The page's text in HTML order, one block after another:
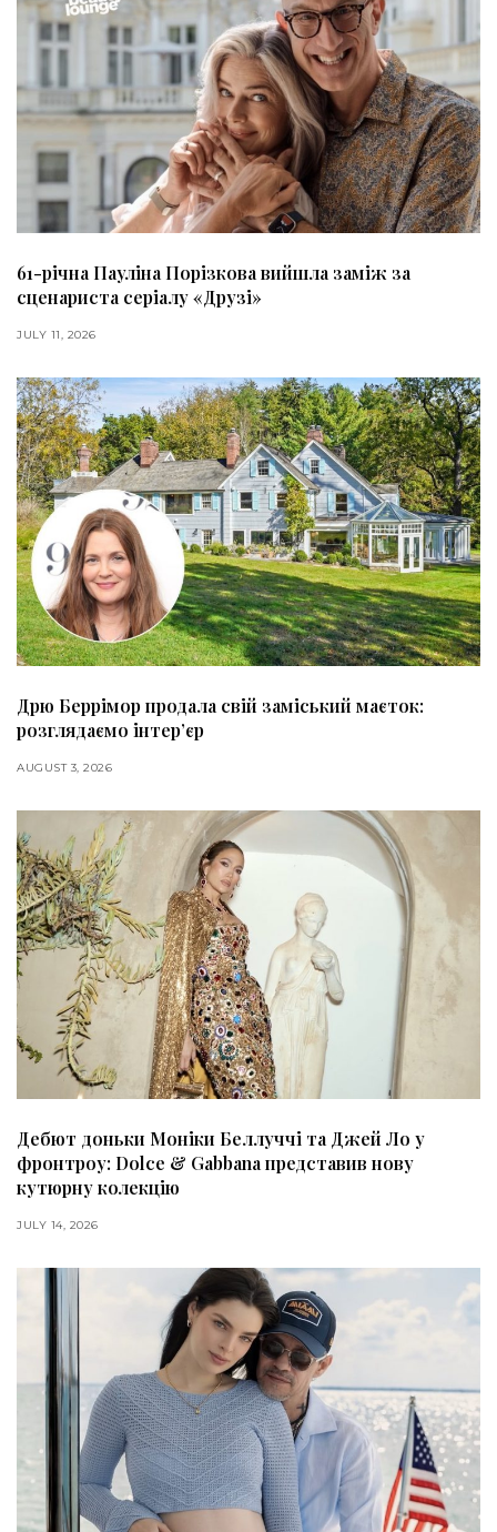
61-річна Пауліна Порізкова вийшла заміж за
сценариста серіалу «Друзі»
JULY 11, 2026
Дрю Беррімор продала свій заміський маєток:
розглядаємо інтер’єр
AUGUST 3, 2026
Дебют доньки Моніки Беллуччі та Джей Ло у
фронтроу: Dolce & Gabbana представив нову
кутюрну колекцію
JULY 14, 2026